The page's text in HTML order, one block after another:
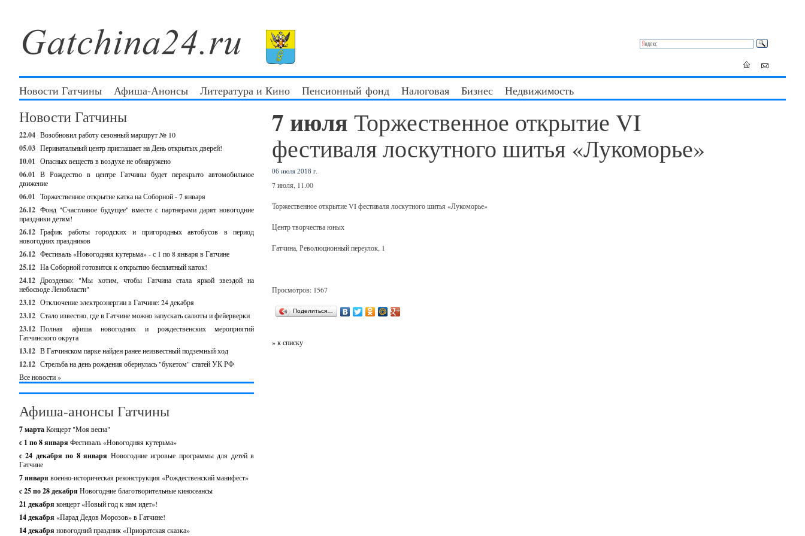
Новости Гатчины Афиша-Анонсы Литература и Кино Пенсионный фонд Налоговая Бизнес Недвижимость
Новости Гатчины
22.04 Возобновил работу сезонный маршрут № 10
05.03 Перинатальный центр приглашает на День открытых дверей!
10.01 Опасных веществ в воздухе не обнаружено
06.01 В Рождество в центре Гатчины будет перекрыто автомобильное
движение
06.01 Торжественное открытие катка на Соборной - 7 января
26.12 Фонд "Счастливое будущее" вместе с партнерами дарят новогодние
праздники детям!
26.12 График работы городских и пригородных автобусов в период
новогодних праздников
26.12 Фестиваль «Новогодняя кутерьма» - с 1 по 8 января в Гатчине
25.12 На Соборной готовится к открытию бесплатный каток!
24.12 Дрозденко: "Мы хотим, чтобы Гатчина стала яркой звездой на
небосводе Ленобласти"
23.12 Отключение электроэнергии в Гатчине: 24 декабря
23.12 Стало известно, где в Гатчине можно запускать салюты и фейерверки
23.12 Полная афиша новогодних и рождественских мероприятий
Гатчинского округа
13.12 В Гатчинском парке найден ранее неизвестный подземный ход
12.12 Стрельба на день рождения обернулась "букетом" статей УК РФ
Все новости »
Афиша-анонсы Гатчины
7 мартаКонцерт "Моя весна"
с 1 по 8 января Фестиваль «Новогодняя кутерьма»
с 24 декабря по 8 января Новогодние игровые программы для детей в
Гатчине
7 января военно-историческая реконструкция «Рождественский манифест»
c 25 по 28 декабря Новогодние благотворительные киносеансы
21 декабря концерт «Новый год к нам идет»!
14 декабря «Парад Дедов Морозов» в Гатчине!
14 декабря новогодний праздник «Приоратская сказка»
7 июляТоржественное открытие VI
фестиваля лоскутного шитья «Лукоморье»
06 июля 2018 г.
7 июля, 11.00
Торжественное открытие VI фестиваля лоскутного шитья «Лукоморье»
Центр творчества юных
Гатчина, Революционный переулок, 1
Просмотров: 1567
Поделиться…
» к списку